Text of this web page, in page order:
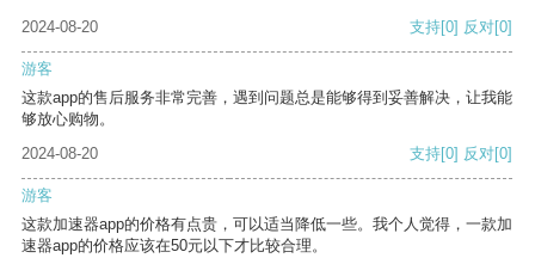
2024-08-20 支持[0] 反对[0]
游客
这款app的售后服务非常完善，遇到问题总是能够得到妥善解决，让我能
够放心购物。
2024-08-20
支持[0] 反对[0]
游客
这款加速器app的价格有点贵，可以适当降低一些。我个人觉得，一款加
速器app的价格应该在50元以下才比较合理。